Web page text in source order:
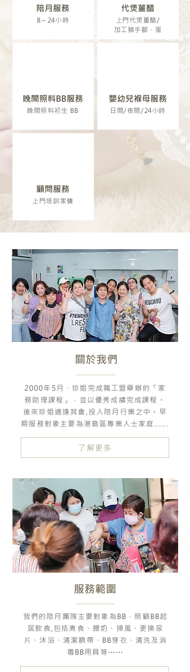
陪月服務
8～24小時
晚間照料BB服務
晚間照料初生 BB
顧問服務
上門培訓家傭
代煲薑醋
上門代煲薑醋/
加工豬手腳，蛋
嬰幼兒褓母服務
日間/夜間/24小時
關於我們
2000年5月，珍姐完成職工盟舉辦的「家
務助理課程」，並以優秀成績完成課程。
後來珍姐適逢其會,投入陪月行業之中。早
期服務對象主要為港島區專業人士家庭......
了解更多
​服務範圍
我們的陪月團隊主要對象為BB，照顧BB起
居飲食,包括煮食、餵奶、掃風、更換尿
片、沐浴、清潔臍帶、BB穿衣、清洗及消
毒BB用具等⋯⋯